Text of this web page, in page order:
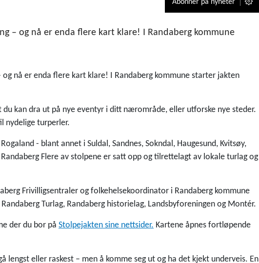
Abonner på nyheter
– og nå er enda flere kart klare! I Randaberg kommune
nå er enda flere kart klare! I Randaberg kommune starter jakten
du kan dra ut på nye eventyr i ditt nærområde, eller utforske nye steder.
nydelige turperler.
- blant annet i Suldal, Sandnes, Sokndal, Haugesund, Kvitsøy,
Flere av stolpene er satt opp og tilrettelagt av lokale turlag og
Frivilligsentraler og folkehelsekoordinator i Randaberg kommune
Turlag, Randaberg historielag, Landsbyforeningen og Montér.
der du bor på Stolpejakten sine nettsider. Kartene åpnes fortløpende
lengst eller raskest – men å komme seg ut og ha det kjekt underveis. En